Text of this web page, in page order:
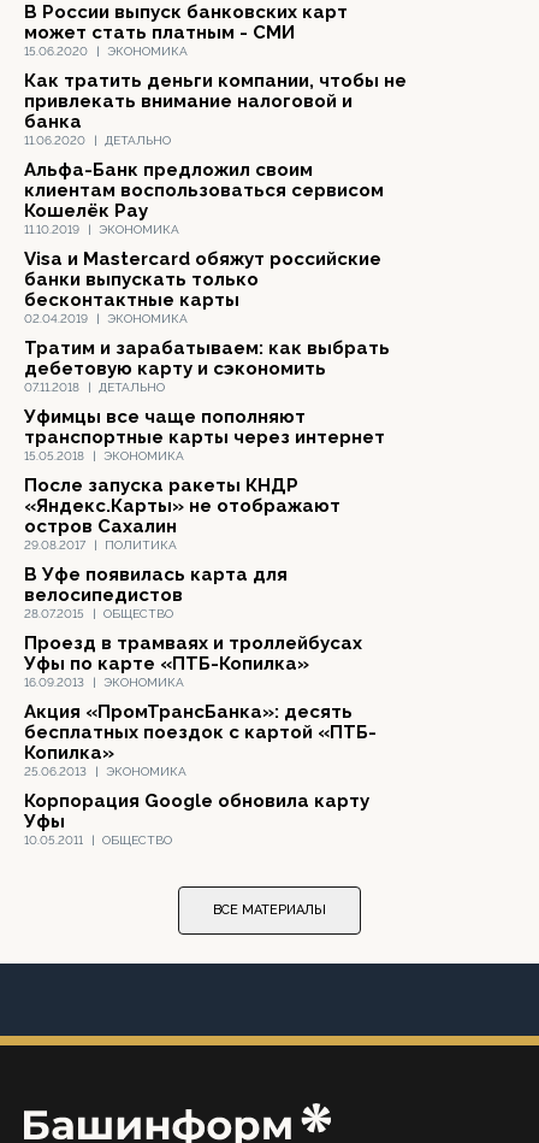
15.06.2020 | ЭКОНОМИКА
В России выпуск банковских карт
может стать платным - СМИ
11.06.2020 | ДЕТАЛЬНО
Как тратить деньги компании, чтобы не
привлекать внимание налоговой и
банка
11.10.2019 | ЭКОНОМИКА
Альфа-Банк предложил своим
клиентам воспользоваться сервисом
Кошелёк Pay
02.04.2019 | ЭКОНОМИКА
Visa и Mastercard обяжут российские
банки выпускать только
бесконтактные карты
07.11.2018 | ДЕТАЛЬНО
Тратим и зарабатываем: как выбрать
дебетовую карту и сэкономить
15.05.2018 | ЭКОНОМИКА
Уфимцы все чаще пополняют
транспортные карты через интернет
29.08.2017 | ПОЛИТИКА
После запуска ракеты КНДР
«Яндекс.Карты» не отображают
остров Сахалин
28.07.2015 | ОБЩЕСТВО
В Уфе появилась карта для
велосипедистов
16.09.2013 | ЭКОНОМИКА
Проезд в трамваях и троллейбусах
Уфы по карте «ПТБ-Копилка»
25.06.2013 | ЭКОНОМИКА
Акция «ПромТрансБанка»: десять
бесплатных поездок с картой «ПТБ-
Копилка»
10.05.2011 | ОБЩЕСТВО
Корпорация Google обновила карту
Уфы
ВСЕ МАТЕРИАЛЫ